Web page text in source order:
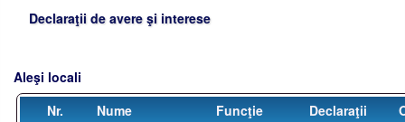
Declaraţii de avere şi interese
Aleşi locali
Nr.
Nume
Funcţie Declaraţii